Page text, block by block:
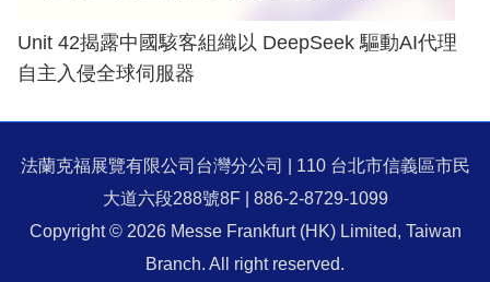
Unit 42揭露中國駭客組織以 DeepSeek 驅動AI代理
自主入侵全球伺服器
法蘭克福展覽有限公司台灣分公司 | 110 台北市信義區市民
大道六段288號8F | 886-2-8729-1099
Copyright © 2026 Messe Frankfurt (HK) Limited, Taiwan
Branch. All right reserved.